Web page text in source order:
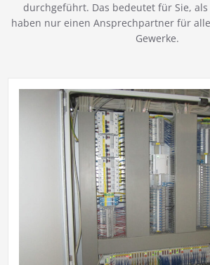
durchgeführt. Das bedeutet für Sie,
haben nur einen Ansprechpartner für
Gewerke.